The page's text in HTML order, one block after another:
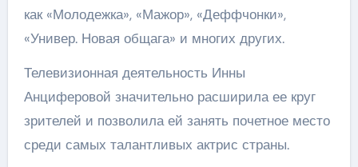
как «Молодежка», «Мажор», «Деффчонки»,
«Универ. Новая общага» и многих других.
Телевизионная деятельность Инны
Анциферовой значительно расширила ее круг
зрителей и позволила ей занять почетное место
среди самых талантливых актрис страны.